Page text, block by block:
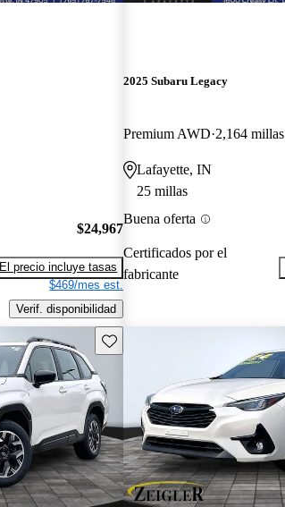
$24,967
El precio incluye tasas
$469/mes est.
Verif. disponibilidad
2025 Subaru Legacy
Premium AWD 2,164 millas
Lafayette, IN
25 millas
Buena oferta
Certificados por el
fabricante
Guarda este Aviso